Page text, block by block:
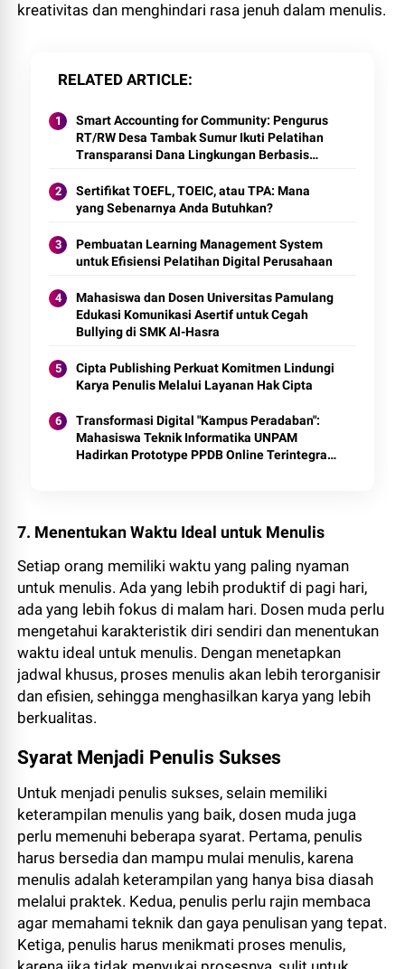
kreativitas dan menghindari rasa jenuh dalam menulis.
RELATED ARTICLE
Smart Accounting for Community: Pengurus
RT/RW Desa Tambak Sumur Ikuti Pelatihan
Transparansi Dana Lingkungan Berbasis
Sertifikat TOEFL, TOEIC, atau TPA: Mana
yang Sebenarnya Anda Butuhkan?
Pembuatan Learning Management System
untuk Efisiensi Pelatihan Digital Perusahaan
Mahasiswa dan Dosen Universitas Pamulang
Edukasi Komunikasi Asertif untuk Cegah
Bullying di SMK Al-Hasra
Cipta Publishing Perkuat Komitmen Lindungi
Karya Penulis Melalui Layanan Hak Cipta
Transformasi Digital "Kampus Peradaban":
Mahasiswa Teknik Informatika UNPAM
Hadirkan Prototype PPDB Online Terintegrasi
7. Menentukan Waktu Ideal untuk Menulis
Setiap orang memiliki waktu yang paling nyaman
untuk menulis. Ada yang lebih produktif di pagi hari,
ada yang lebih fokus di malam hari. Dosen muda perlu
mengetahui karakteristik diri sendiri dan menentukan
waktu ideal untuk menulis. Dengan menetapkan
jadwal khusus, proses menulis akan lebih terorganisir
dan efisien, sehingga menghasilkan karya yang lebih
berkualitas.
Syarat Menjadi Penulis Sukses
Untuk menjadi penulis sukses, selain memiliki
keterampilan menulis yang baik, dosen muda juga
perlu memenuhi beberapa syarat. Pertama, penulis
harus bersedia dan mampu mulai menulis, karena
menulis adalah keterampilan yang hanya bisa diasah
melalui praktek. Kedua, penulis perlu rajin membaca
agar memahami teknik dan gaya penulisan yang tepat.
Ketiga, penulis harus menikmati proses menulis,